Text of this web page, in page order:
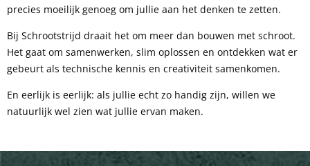
precies moeilijk genoeg om jullie aan het denken te zetten.
Bij Schrootstrijd draait het om meer dan bouwen met schroot.
Het gaat om samenwerken, slim oplossen en ontdekken wat er
gebeurt als technische kennis en creativiteit samenkomen.
En eerlijk is eerlijk: als jullie echt zo handig zijn, willen we
natuurlijk wel zien wat jullie ervan maken.